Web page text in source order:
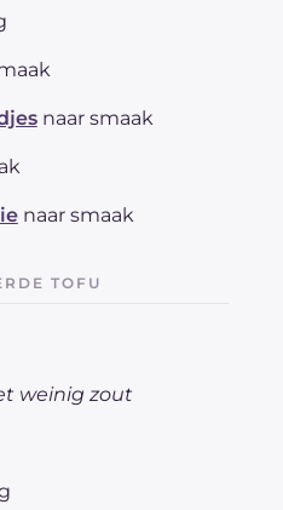
naar smaak
naar smaak
TOFU
weinig zout